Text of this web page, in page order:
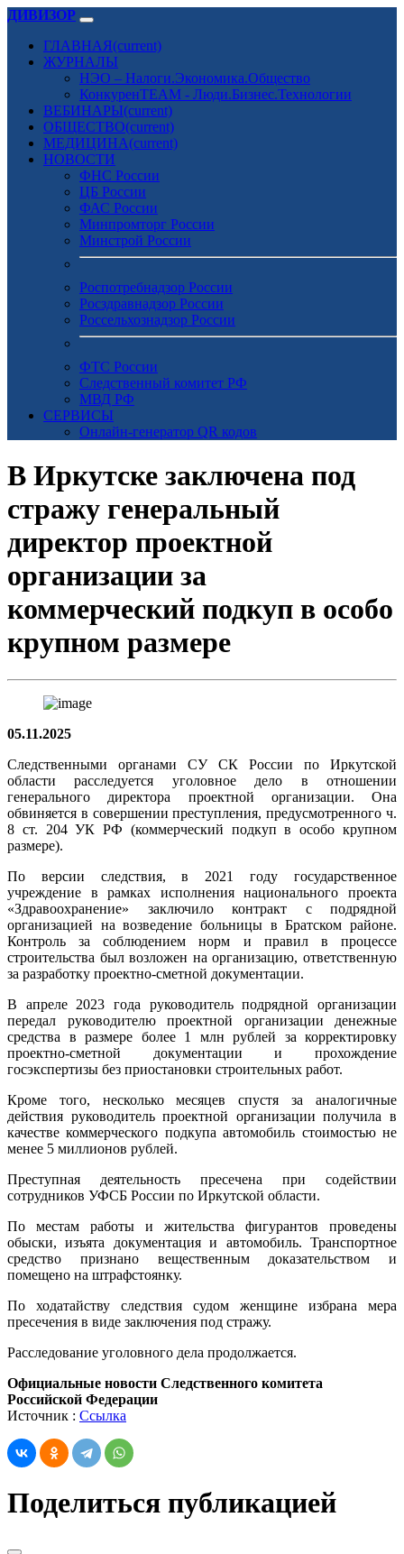
ДИВИЗОР
ГЛАВНАЯ(current)
ЖУРНАЛЫ
НЭО – Налоги.Экономика.Общество
КонкуренTEAM - Люди.Бизнес.Технологии
ВЕБИНАРЫ(current)
ОБЩЕСТВО(current)
МЕДИЦИНА(current)
НОВОСТИ
ФНС России
ЦБ России
ФАС России
Минпромторг России
Минстрой России
Роспотребнадзор России
Росздравнадзор России
Россельхознадзор России
ФТС России
Следственный комитет РФ
МВД РФ
СЕРВИСЫ
Онлайн-генератор QR кодов
В Иркутске заключена под
стражу генеральный
директор проектной
организации за
коммерческий подкуп в особо
крупном размере
05.11.2025
Следственными органами СУ СК России по Иркутской
области расследуется уголовное дело в отношении
генерального директора проектной организации. Она
обвиняется в совершении преступления, предусмотренного ч.
8 ст. 204 УК РФ (коммерческий подкуп в особо крупном
размере).
По версии следствия, в 2021 году государственное
учреждение в рамках исполнения национального проекта
«Здравоохранение» заключило контракт с подрядной
организацией на возведение больницы в Братском районе.
Контроль за соблюдением норм и правил в процессе
строительства был возложен на организацию, ответственную
за разработку проектно-сметной документации.
В апреле 2023 года руководитель подрядной организации
передал руководителю проектной организации денежные
средства в размере более 1 млн рублей за корректировку
проектно-сметной документации и прохождение
госэкспертизы без приостановки строительных работ.
Кроме того, несколько месяцев спустя за аналогичные
действия руководитель проектной организации получила в
качестве коммерческого подкупа автомобиль стоимостью не
менее 5 миллионов рублей.
Преступная деятельность пресечена при содействии
сотрудников УФСБ России по Иркутской области.
По местам работы и жительства фигурантов проведены
обыски, изъята документация и автомобиль. Транспортное
средство признано вещественным доказательством и
помещено на штрафстоянку.
По ходатайству следствия судом женщине избрана мера
пресечения в виде заключения под стражу.
Расследование уголовного дела продолжается.
Официальные новости Следственного комитета
Российской Федерации
Источник : Ссылка
Поделиться публикацией